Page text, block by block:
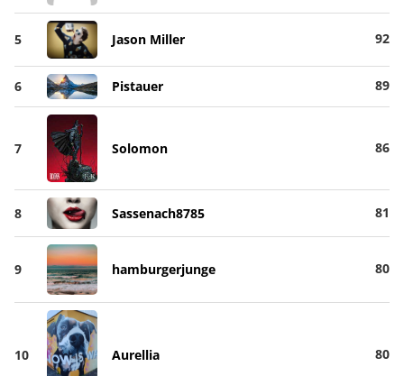
5 Jason Miller 92
6 Pistauer 89
7 Solomon 86
8 Sassenach8785 81
9 hamburgerjunge 80
10 Aurellia 80